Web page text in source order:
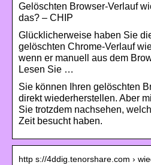
Gelöschten Browser-Verlauf
das? – CHIP
Glücklicherweise haben Sie
gelöschten Chrome-Verlauf
wenn er manuell aus dem
Lesen Sie …
Sie können Ihren gelöschten
direkt wiederherstellen. Aber
Sie trotzdem nachsehen,
Zeit besucht haben.
http s://4ddig.tenorshare.com ›